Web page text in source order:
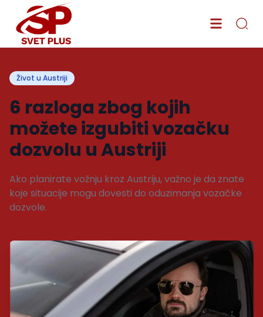
Život u Austriji
6 razloga zbog kojih
možete izgubiti vozačku
dozvolu u Austriji
Ako planirate vožnju kroz Austriju, važno je da znate
koje situacije mogu dovesti do oduzimanja vozačke
dozvole.